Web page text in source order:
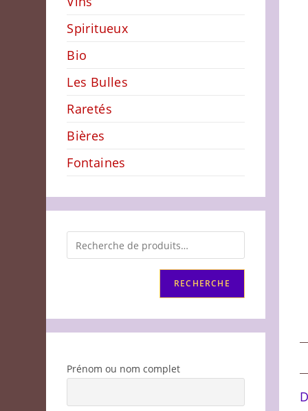
Spiritueux
Bio
Les Bulles
Raretés
Bières
Fontaines
RECHERCHE
Prénom ou nom complet